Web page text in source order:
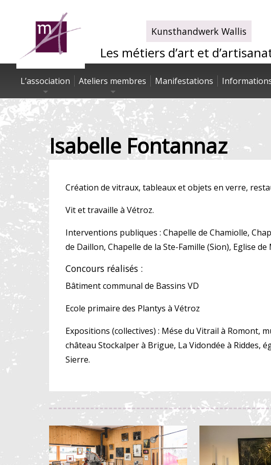
Kunsthandwerk Wallis
Les métiers d’art et
L’association Ateliers membres Manifestations
Isabelle Fontannaz
Création de vitraux, tableaux et objets en verre,
Vit et travaille à Vétroz.
Interventions publiques : Chapelle de Chamiolle,
de Daillon, Chapelle de la Ste-Famille (Sion), Eglise de
Concours réalisés :
Bâtiment communal de Bassins VD
Ecole primaire des Plantys à Vétroz
Expositions (collectives) : Mése du Vitrail à Romont,
château Stockalper à Brigue, La Vidondée à Riddes,
Sierre.